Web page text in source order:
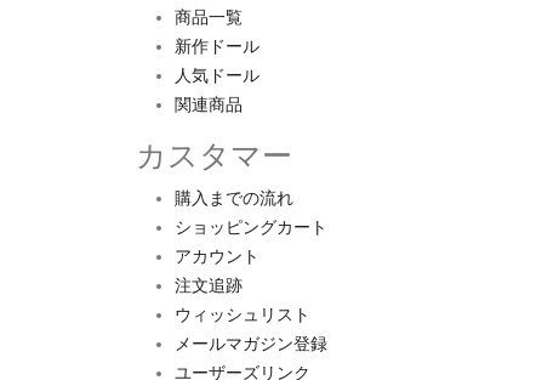
商品一覧
新作ドール
人気ドール
関連商品
カスタマー
購入までの流れ
ショッピングカート
アカウント
注文追跡
ウィッシュリスト
メールマガジン登録
ユーザーズリンク